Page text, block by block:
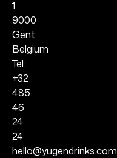
1
9000
Gent
Belgium
Tel:
+32
485
46
24
24
hello@yugendrinks.com